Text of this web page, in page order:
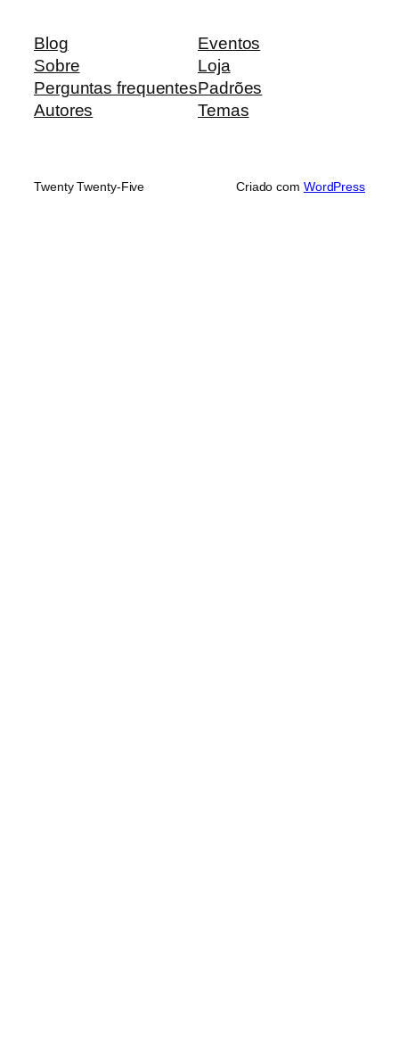
Blog
Sobre
Perguntas frequentes
Autores
Eventos
Loja
Padrões
Temas
Twenty Twenty-Five Criado com WordPress